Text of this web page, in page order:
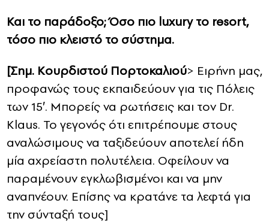
Και το παράδοξο; Όσο πιο luxury το resort,
τόσο πιο κλειστό το σύστημα.
[Σημ. Κουρδιστού Πορτοκαλιού> Ειρήνη μας,
προφανώς τους εκπαιδεύουν για τις Πόλεις
των 15′. Μπορείς να ρωτήσεις και τον Dr.
Klaus. To γεγονός ότι επιτρέπουμε στους
αναλώσιμους να ταξιδεύουν αποτελεί ήδη
μία αχρείαστη πολυτέλεια. Οφείλουν να
παραμένουν εγκλωβισμένοι και να μην
αναπνέουν. Επίσης να κρατάνε τα λεφτά για
την σύνταξή τους]